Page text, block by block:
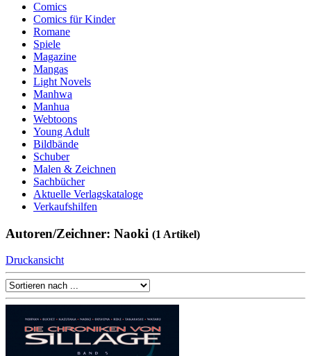
Comics
Comics für Kinder
Romane
Spiele
Magazine
Mangas
Light Novels
Manhwa
Manhua
Webtoons
Young Adult
Bildbände
Schuber
Malen & Zeichnen
Sachbücher
Aktuelle Verlagskataloge
Verkaufshilfen
Autoren/Zeichner: Naoki (1 Artikel)
Druckansicht